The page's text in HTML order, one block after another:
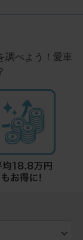
調べよう！愛車